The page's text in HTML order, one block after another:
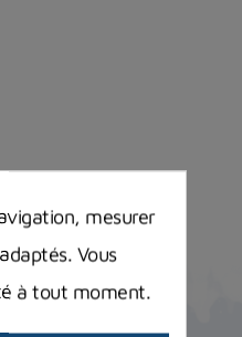
mesurer
Vous
à tout moment.